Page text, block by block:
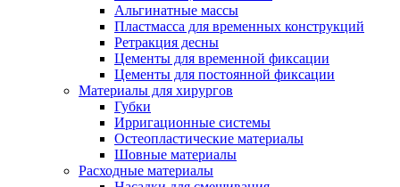
Альгинатные массы
Пластмасса для временных конструкций
Ретракция десны
Цементы для временной фиксации
Цементы для постоянной фиксации
Материалы для хирургов
Губки
Ирригационные системы
Остеопластические материалы
Шовные материалы
Расходные материалы